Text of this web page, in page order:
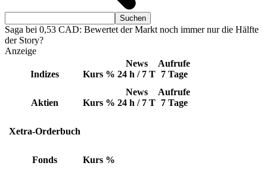
Saga bei 0,53 CAD: Bewertet der Markt noch immer nur die Hälfte
der Story?
Anzeige
Indizes Kurs %
News
24 h / 7 T
Aufrufe
7 Tage
Aktien Kurs %
News
24 h / 7 T
Aufrufe
7 Tage
Xetra-Orderbuch
Fonds Kurs %